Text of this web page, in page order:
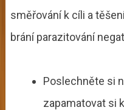
směřování k cíli a
brání parazitování
Poslechněte si
zapamatovat si